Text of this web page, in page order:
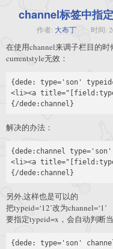
channel标签中指
作者: 大布丁 时间:
在使用channel来调子栏目的时
currentstyle无效：
{dede: type='son'
<li><a
解决的办法：
{dede:channel
<li><a
另外,这样也是可以的
把typeid=‘12’改为
要指定typeid=x，会自动判断
{dede: type='son'